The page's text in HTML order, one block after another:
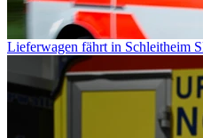
Lieferwagen fährt in Schleitheim